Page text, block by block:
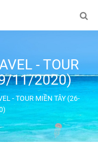
- TOUR
11/2020)
- TOUR MIỀN TÂY (26-